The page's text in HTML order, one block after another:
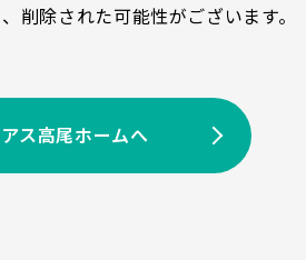
削除された可能性がございます。
ス高尾ホームへ